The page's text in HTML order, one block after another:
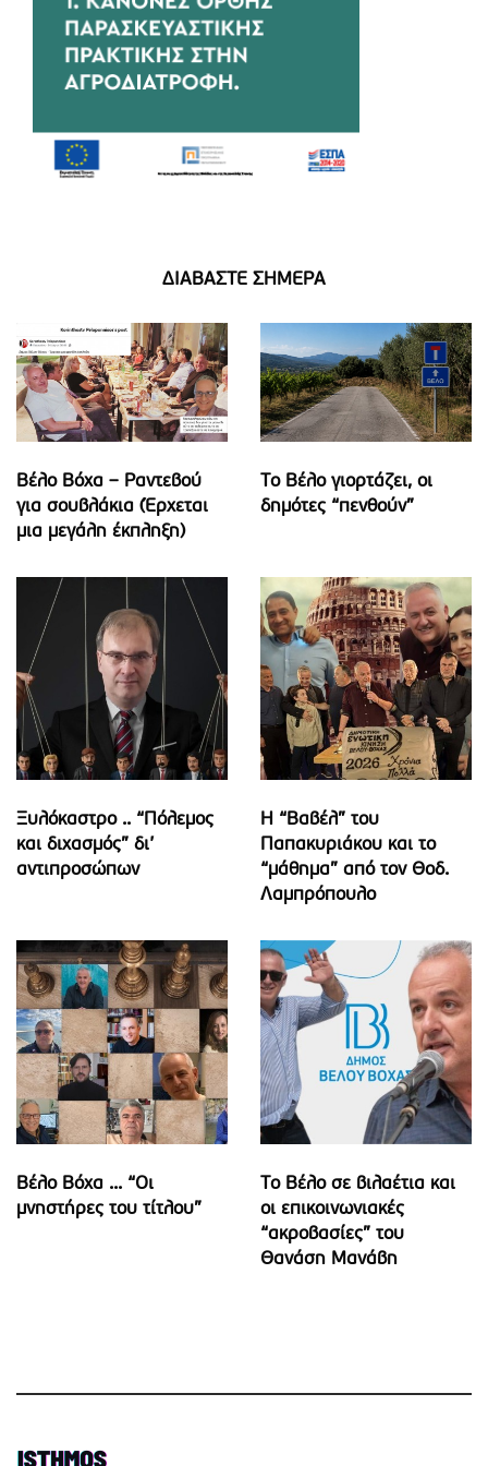
ΔΙΑΒΑΣΤΕ ΣΗΜΕΡΑ
Βέλο Βόχα – Ραντεβού
για σουβλάκια (Έρχεται
μια μεγάλη έκπληξη)
Το Βέλο γιορτάζει, οι
δημότες “πενθούν”
Ξυλόκαστρο .. “Πόλεμος
και διχασμός” δι’
αντιπροσώπων
Η “Βαβέλ” του
Παπακυριάκου και το
“μάθημα” από τον Θοδ.
Λαμπρόπουλο
Βέλο Βόχα ... “Οι
μνηστήρες του τίτλου”
Το Βέλο σε βιλαέτια και
οι επικοινωνιακές
“ακροβασίες” του
Θανάση Μανάβη